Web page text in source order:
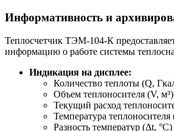
Информативность и
Теплосчетчик ТЭМ-104-К
информацию о работе системы
Индикация на дисплее:
Количество теплоты (Q,
Объем теплоносителя (V, м³)
Текущий расход
Температура теплоносителя
Разность температур (Δt, °C)